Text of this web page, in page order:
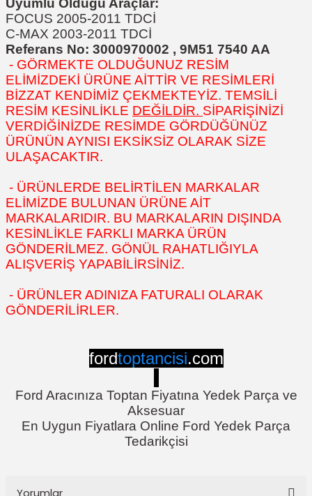
Uyumlu Olduğu Araçlar:
FOCUS 2005-2011 TDCİ
C-MAX 2003-2011 TDCİ
Referans No: 3000970002 , 9M51 7540 AA
- GÖRMEKTE OLDUĞUNUZ RESİM
ELİMİZDEKİ ÜRÜNE AİTTİR VE RESİMLERİ
BİZZAT KENDİMİZ ÇEKMEKTEYİZ. TEMSİLİ
RESİM KESİNLİKLE DEĞİLDİR. SİPARİŞİNİZİ
VERDİĞİNİZDE RESİMDE GÖRDÜĞÜNÜZ
ÜRÜNÜN AYNISI EKSİKSİZ OLARAK SİZE
ULAŞACAKTIR.
- ÜRÜNLERDE BELİRTİLEN MARKALAR
ELİMİZDE BULUNAN ÜRÜNE AİT
MARKALARIDIR. BU MARKALARIN DIŞINDA
KESİNLİKLE FARKLI MARKA ÜRÜN
GÖNDERİLMEZ. GÖNÜL RAHATLIĞIYLA
ALIŞVERİŞ YAPABİLİRSİNİZ.
- ÜRÜNLER ADINIZA FATURALI OLARAK
GÖNDERİLİRLER.
fordtoptancisi.com
Ford Aracınıza Toptan Fiyatına Yedek Parça ve
Aksesuar
En Uygun Fiyatlara Online Ford Yedek Parça
Tedarikçisi
Yorumlar